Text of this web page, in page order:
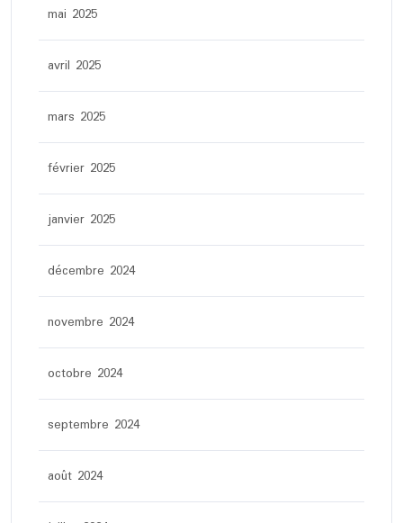
mai 2025
avril 2025
mars 2025
février 2025
janvier 2025
décembre 2024
novembre 2024
octobre 2024
septembre 2024
août 2024